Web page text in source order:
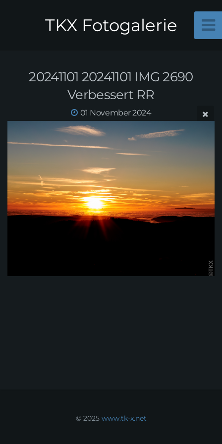
TKX Fotogalerie
20241101 20241101 IMG 2690
Verbessert RR
01 November 2024
© 2025 www.tk-x.net